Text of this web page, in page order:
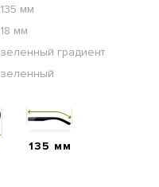
135 мм
18 мм
зеленный градиент
зеленный
135 мм